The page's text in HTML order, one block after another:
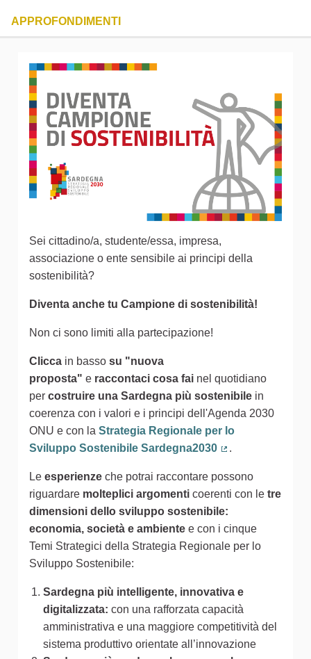
APPROFONDIMENTI
Sei cittadino/a, studente/essa, impresa,
associazione o ente sensibile ai principi della
sostenibilità?
Diventa anche tu Campione di sostenibilità!
Non ci sono limiti alla partecipazione!
Clicca in basso su "nuova
proposta" e raccontaci cosa fai nel quotidiano
per costruire una Sardegna più sostenibile in
coerenza con i valori e i principi dell'Agenda 2030
ONU e con la Strategia Regionale per lo
Sviluppo Sostenibile Sardegna2030
.
Le esperienze che potrai raccontare possono
riguardare molteplici argomenti coerenti con le tre
dimensioni dello sviluppo sostenibile:
economia, società e ambiente e con i cinque
Temi Strategici della Strategia Regionale per lo
Sviluppo Sostenibile:
Sardegna più intelligente, innovativa e
digitalizzata: con una rafforzata capacità
amministrativa e una maggiore competitività del
sistema produttivo orientate all’innovazione